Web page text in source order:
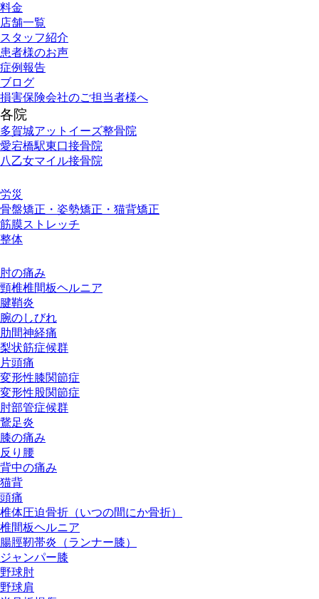
料金
店舗一覧
スタッフ紹介
患者様のお声
症例報告
ブログ
損害保険会社のご担当者様へ
各院
多賀城アットイーズ整骨院
愛宕橋駅東口接骨院
八乙女マイル接骨院
労災
骨盤矯正・姿勢矯正・猫背矯正
筋膜ストレッチ
整体
肘の痛み
頸椎椎間板ヘルニア
腱鞘炎
腕のしびれ
肋間神経痛
梨状筋症候群
片頭痛
変形性膝関節症
変形性股関節症
肘部管症候群
鵞足炎
膝の痛み
反り腰
背中の痛み
猫背
頭痛
椎体圧迫骨折（いつの間にか骨折）
椎間板ヘルニア
腸脛靭帯炎（ランナー膝）
ジャンパー膝
野球肘
野球肩